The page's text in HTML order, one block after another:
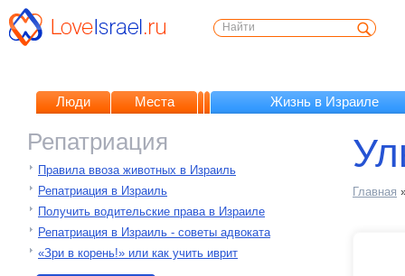
Люди Места Жизнь в Израиле
Репатриация
Правила ввоза животных в Израиль
Репатриация в Израиль
Получить водительские права в Израиле
Репатриация в Израиль - советы адвоката
«Зри в корень!» или как учить иврит
Главная